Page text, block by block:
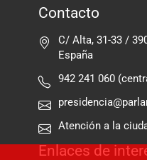
Contacto
C/ Alta, 31-33 /
España
942 241 060
Atención a la
Enlaces de